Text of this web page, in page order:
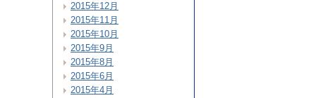
2015年12月
2015年11月
2015年10月
2015年9月
2015年8月
2015年6月
2015年4月